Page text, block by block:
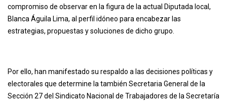
compromiso de observar en la figura de la actual Diputada local,
Blanca Águila Lima, al perfil idóneo para encabezar las
estrategias, propuestas y soluciones de dicho grupo.
Por ello, han manifestado su respaldo a las decisiones políticas y
electorales que determine la también Secretaria General de la
Sección 27 del Sindicato Nacional de Trabajadores de la Secretaría